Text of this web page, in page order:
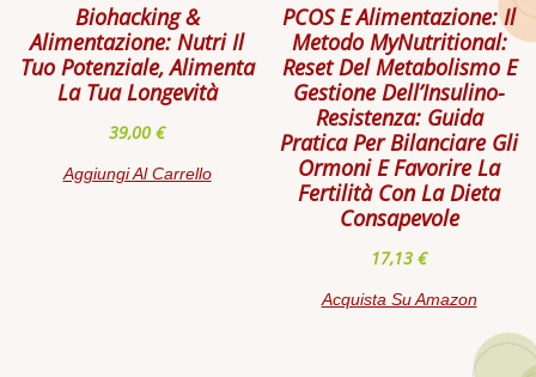
Biohacking &
Alimentazione: Nutri Il
Tuo Potenziale, Alimenta
La Tua Longevità
39,00 €
Aggiungi Al Carrello
PCOS E Alimentazione: Il
Metodo MyNutritional:
Reset Del Metabolismo E
Gestione Dell’Insulino-
Resistenza: Guida
Pratica Per Bilanciare Gli
Ormoni E Favorire La
Fertilità Con La Dieta
Consapevole
17,13 €
Acquista Su Amazon